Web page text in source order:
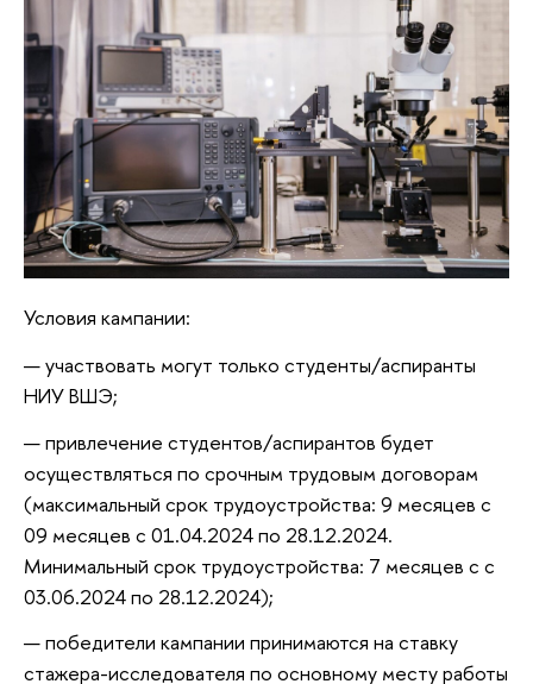
Условия кампании:
участвовать могут только студенты/аспиранты
НИУ ВШЭ;
привлечение студентов/аспирантов будет
осуществляться по срочным трудовым договорам
(максимальный срок трудоустройства: 9 месяцев с
09 месяцев с 01.04.2024 по 28.12.2024.
Минимальный срок трудоустройства: 7 месяцев с с
03.06.2024 по 28.12.2024);
победители кампании принимаются на ставку
стажера-исследователя по основному месту работы